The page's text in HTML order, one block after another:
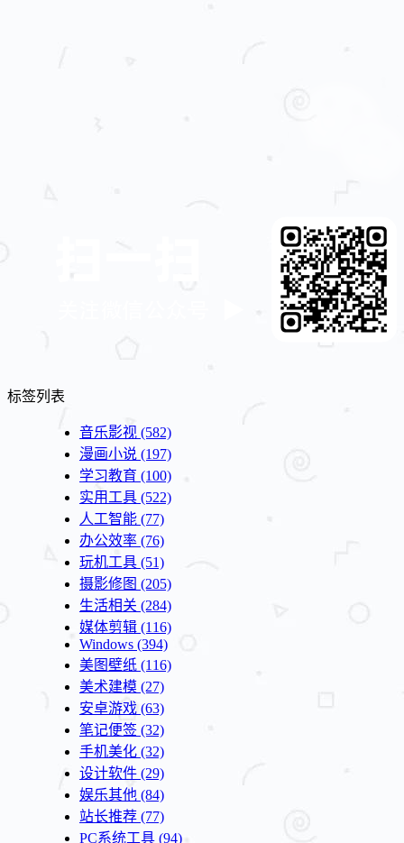
标签列表
音乐影视 (582)
漫画小说 (197)
学习教育 (100)
实用工具 (522)
人工智能 (77)
办公效率 (76)
玩机工具 (51)
摄影修图 (205)
生活相关 (284)
媒体剪辑 (116)
Windows (394)
美图壁纸 (116)
美术建模 (27)
安卓游戏 (63)
笔记便签 (32)
手机美化 (32)
设计软件 (29)
娱乐其他 (84)
站长推荐 (77)
PC系统工具 (94)